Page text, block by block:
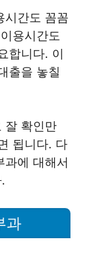
시간도 꼼꼼
용시간도
합니다. 이
출을 놓칠
잘 확인만
됩니다. 다
과에 대해서
과